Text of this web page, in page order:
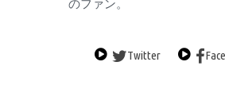
のファン。
Twitter